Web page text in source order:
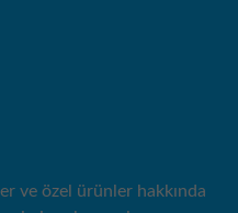
ve özel ürünler hakkında